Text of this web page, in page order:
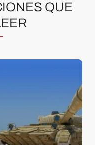
QUE